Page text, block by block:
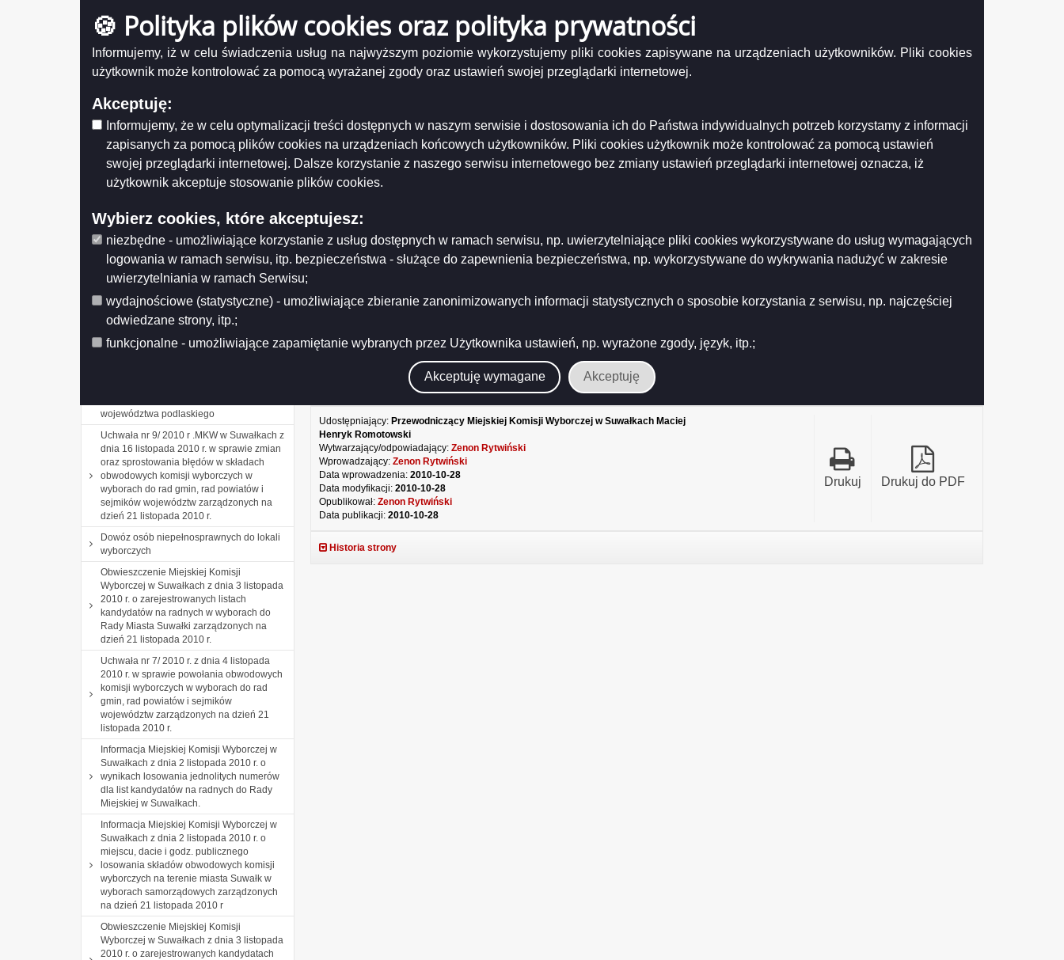
🍪 Polityka plików cookies oraz polityka prywatności
Informujemy, iż w celu świadczenia usług na najwyższym poziomie wykorzystujemy pliki cookies zapisywane na urządzeniach użytkowników. Pliki cookies
użytkownik może kontrolować za pomocą wyrażanej zgody oraz ustawień swojej przeglądarki internetowej.
Akceptuję:
Informujemy, że w celu optymalizacji treści dostępnych w naszym serwisie i dostosowania ich do Państwa indywidualnych potrzeb korzystamy z informacji
zapisanych za pomocą plików cookies na urządzeniach końcowych użytkowników. Pliki cookies użytkownik może kontrolować za pomocą ustawień
swojej przeglądarki internetowej. Dalsze korzystanie z naszego serwisu internetowego bez zmiany ustawień przeglądarki internetowej oznacza, iż
użytkownik akceptuje stosowanie plików cookies.
Wybierz cookies, które akceptujesz:
niezbędne - umożliwiające korzystanie z usług dostępnych w ramach serwisu, np. uwierzytelniające pliki cookies wykorzystywane do usług wymagających
logowania w ramach serwisu, itp. bezpieczeństwa - służące do zapewnienia bezpieczeństwa, np. wykorzystywane do wykrywania nadużyć w zakresie
uwierzytelniania w ramach Serwisu;
wydajnościowe (statystyczne) - umożliwiające zbieranie zanonimizowanych informacji statystycznych o sposobie korzystania z serwisu, np. najczęściej
odwiedzane strony, itp.;
funkcjonalne - umożliwiające zapamiętanie wybranych przez Użytkownika ustawień, np. wyrażone zgody, język, itp.;
Akceptuję wymagane Akceptuję
granicach obwodów głosowania
utworzonych na terenie Miasta Suwałk
oraz o wyznaczonych siedzibach
obwodowych komisji wyborczych.
Informacja o miejscach przeznaczonych na
Państwowa Komisja Wyborcza -
Aktualności
Państwowa Komisja Wyborcza - Wybory
Samorządowe
Komunikat Wojewódzkiej Komisji
Informacja o składzie Miejskiej Komisji
Wyborczej w Suwałkach
Uchwała nr 1 2010 r. - w sprawie wyboru
Zastępcy Przewodniczącego Miejskiej
Komisji Wyborczej w Suwałkach
Uchwała nr 2 2010 r. z dnia 11
czynności pomiędzy osoby wchodzące w
skład Komisji.
województwa podlaskiego
Uchwała nr 9/ 2010 r .MKW w Suwałkach z
dnia 16 listopada 2010 r. w sprawie zmian
oraz sprostowania błędów w składach
obwodowych komisji wyborczych w
wyborach do rad gmin, rad powiatów i
sejmików województw zarządzonych na
dzień 21 listopada 2010 r.
Dowóz osób niepełnosprawnych do lokali
wyborczych
Obwieszczenie Miejskiej Komisji
Wyborczej w Suwałkach z dnia 3 listopada
2010 r. o zarejestrowanych listach
kandydatów na radnych w wyborach do
Rady Miasta Suwałki zarządzonych na
dzień 21 listopada 2010 r.
Uchwała nr 7/ 2010 r. z dnia 4 listopada
2010 r. w sprawie powołania obwodowych
komisji wyborczych w wyborach do rad
gmin, rad powiatów i sejmików
województw zarządzonych na dzień 21
listopada 2010 r.
Informacja Miejskiej Komisji Wyborczej w
Suwałkach z dnia 2 listopada 2010 r. o
wynikach losowania jednolitych numerów
dla list kandydatów na radnych do Rady
Miejskiej w Suwałkach.
Informacja Miejskiej Komisji Wyborczej w
Suwałkach z dnia 2 listopada 2010 r. o
miejscu, dacie i godz. publicznego
losowania składów obwodowych komisji
wyborczych na terenie miasta Suwałk w
wyborach samorządowych zarządzonych
na dzień 21 listopada 2010 r
Obwieszczenie Miejskiej Komisji
Wyborczej w Suwałkach z dnia 3 listopada
2010 r. o zarejestrowanych kandydatach
Na podstawie art. 64 o ust. 7 ustawy z dnia 16 lipca 1998 r. Ordynacja wyborcza
do rad gmin, rad powiatów i sejmików województw (Dz. U. z 2010 r. Nr 176, poz.
1190) Miejska Komisja Wyborcza w Suwałkach informuje, iż w dniu
Suwałkach przy ul. Mickiewicza 1 przeprowadzone zostanie losowanie numerów dla
zarejestrowanych w wyborach do Rady Miejskiej w Suwałkach list kandydatów na
radnych Komitetów Wyborczych zarejestrowanych w więcej niż jednym okręgu
wyborczym lub w jednym okręgu wyborczym, w wyborach zarządzonych na dzień
Przewodniczący
komunikatmkw12010 ( 20.34 KB )
Podgląd
załącznika
komunikatmkw12010
Udostępniający: Przewodniczący Miejskiej Komisji Wyborczej w Suwałkach Maciej
Henryk Romotowski
Wytwarzający/odpowiadający: Zenon Rytwiński
Wprowadzający: Zenon Rytwiński
Data wprowadzenia: 2010-10-28
Data modyfikacji: 2010-10-28
Opublikował: Zenon Rytwiński
Data publikacji: 2010-10-28
Drukuj do PDF
Drukuj
Historia strony